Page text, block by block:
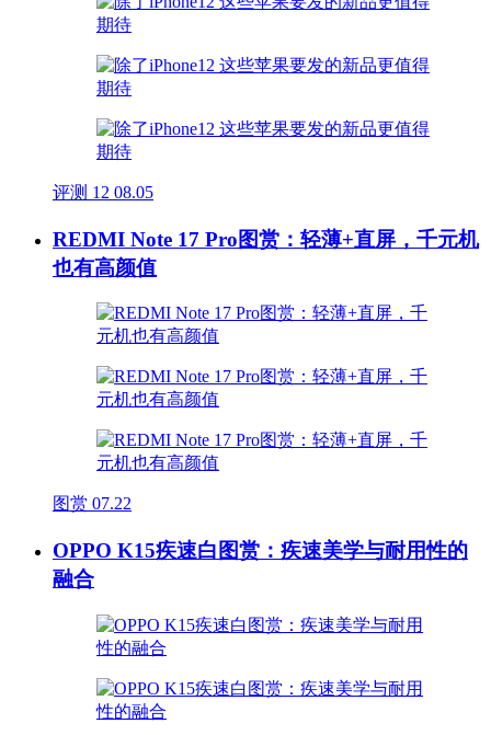
评测 12 08.05
REDMI Note 17 Pro图赏：轻薄+直屏，千元机
也有高颜值
图赏 07.22
OPPO K15疾速白图赏：疾速美学与耐用性的
融合